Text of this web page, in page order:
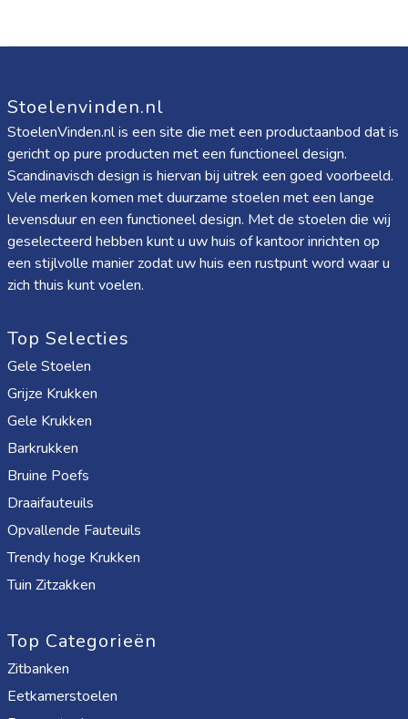
Stoelenvinden.nl
StoelenVinden.nl is een site die met een productaanbod dat is
gericht op pure producten met een functioneel design.
Scandinavisch design is hiervan bij uitrek een goed voorbeeld.
Vele merken komen met duurzame stoelen met een lange
levensduur en een functioneel design. Met de stoelen die wij
geselecteerd hebben kunt u uw huis of kantoor inrichten op
een stijlvolle manier zodat uw huis een rustpunt word waar u
zich thuis kunt voelen.
Top Selecties
Gele Stoelen
Grijze Krukken
Gele Krukken
Barkrukken
Bruine Poefs
Draaifauteuils
Opvallende Fauteuils
Trendy hoge Krukken
Tuin Zitzakken
Top Categorieën
Zitbanken
Eetkamerstoelen